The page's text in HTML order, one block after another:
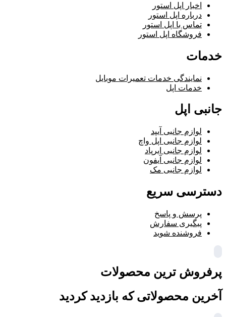
اخبار اپل استور
درباره اپل استور
تماس با اپل استور
فروشگاه اپل استور
خدمات
نمایندگی خدمات تعمیرات موبایل
خدمات اپل
جانبی اپل
لوازم جانبی آیپد
لوازم جانبی اپل واچ
لوازم جانبی ایرپاد
لوازم جانبی آیفون
لوازم جانبی مک
دسترسی سریع
پرسش و پاسخ
پیگیری سفارش
فروشنده شوید
پرفروش ترین محصولات
آخرین محصولاتی که بازدید کردید